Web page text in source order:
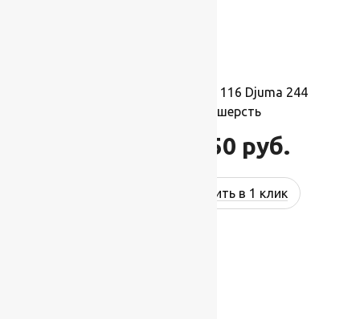
Ковер шерстяной Прямой 116 Djuma 244
2,50×3,50 м, 100% шерсть
96 250 руб.
Купить в 1 клик